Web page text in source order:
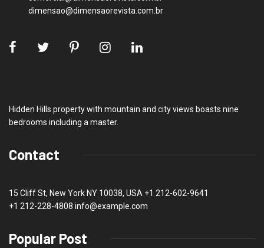
dimensao@dimensaorevista.com.br
Hidden Hills property with mountain and city views boasts nine
bedrooms including a master.
Contact
15 Cliff St, New York NY 10038, USA +1 212-602-9641
+1 212-228-4808 info@example.com
Popular Post